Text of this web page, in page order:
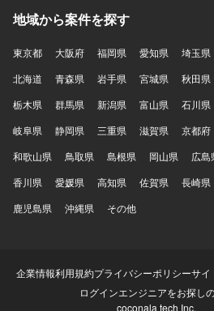
地域から案件を探す
東京都 大阪府 福岡県 愛知県 埼玉県
北海道
青森県 岩手県 宮城県 秋田県
栃木県
群馬県 新潟県 富山県 石川県
岐阜県
静岡県 三重県 滋賀県 京都府
和歌山県
鳥取県 島根県 岡山県 広島
香川県
愛媛県 高知県 佐賀県 長崎県
鹿児島県
沖縄県 その他
企業情報利用規約プライバシーポリシーサイ
ログインエンジニアをお探し
coconala tech Inc.